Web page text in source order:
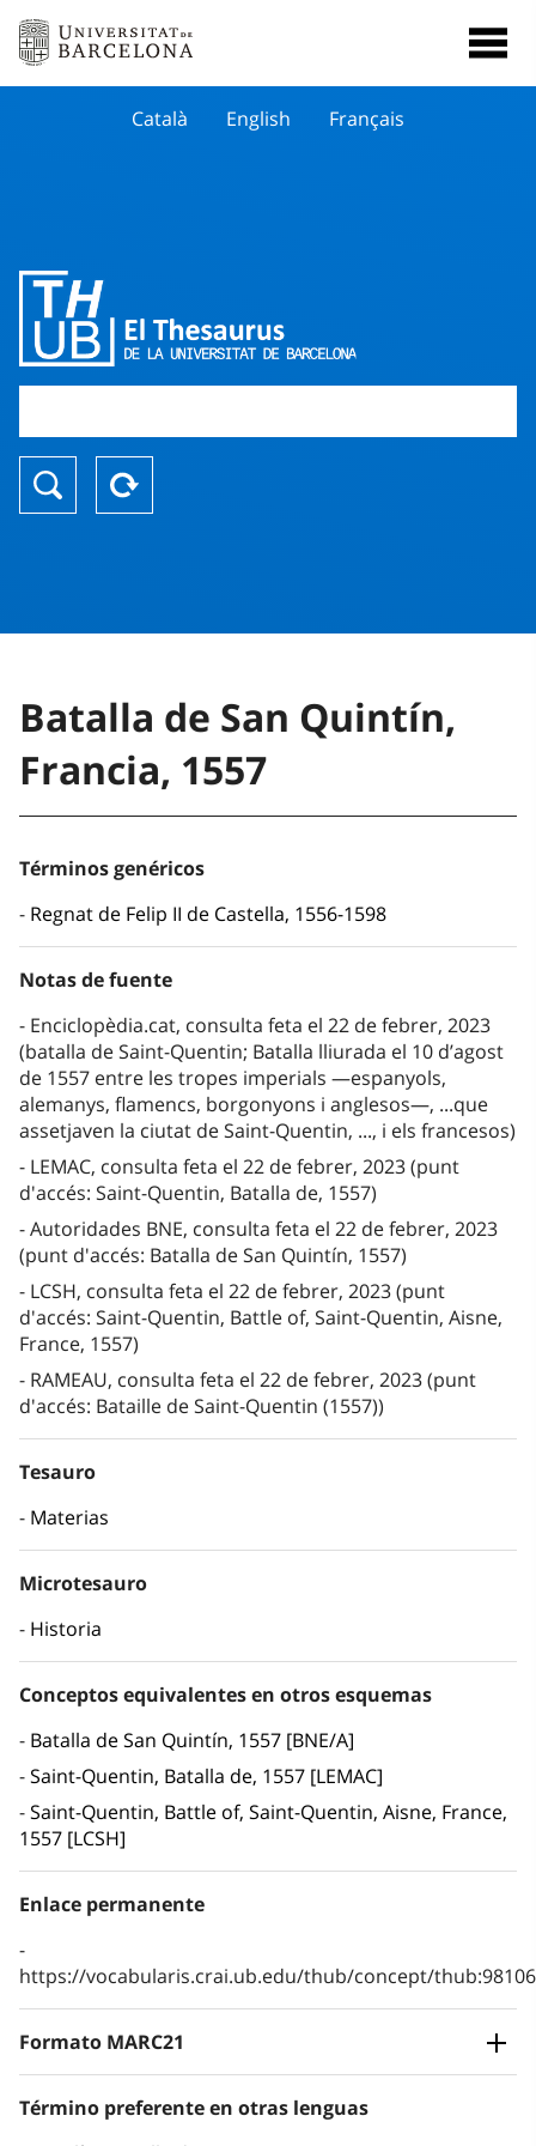
Català English Français
Batalla de San Quintín,
Francia, 1557
Términos genéricos
Regnat de Felip II de Castella, 1556-1598
Notas de fuente
Enciclopèdia.cat, consulta feta el 22 de febrer, 2023
(batalla de Saint-Quentin; Batalla lliurada el 10 d’agost
de 1557 entre les tropes imperials —espanyols,
alemanys, flamencs, borgonyons i anglesos—, ...que
assetjaven la ciutat de Saint-Quentin, ..., i els francesos)
LEMAC, consulta feta el 22 de febrer, 2023 (punt
d'accés: Saint-Quentin, Batalla de, 1557)
Autoridades BNE, consulta feta el 22 de febrer, 2023
(punt d'accés: Batalla de San Quintín, 1557)
LCSH, consulta feta el 22 de febrer, 2023 (punt
d'accés: Saint-Quentin, Battle of, Saint-Quentin, Aisne,
France, 1557)
RAMEAU, consulta feta el 22 de febrer, 2023 (punt
d'accés: Bataille de Saint-Quentin (1557))
Tesauro
Materias
Microtesauro
Historia
Conceptos equivalentes en otros esquemas
Batalla de San Quintín, 1557 [BNE/A]
Saint-Quentin, Batalla de, 1557 [LEMAC]
Saint-Quentin, Battle of, Saint-Quentin, Aisne, France,
1557 [LCSH]
Enlace permanente
https://vocabularis.crai.ub.edu/thub/concept/
Formato MARC21
Término preferente en otras lenguas